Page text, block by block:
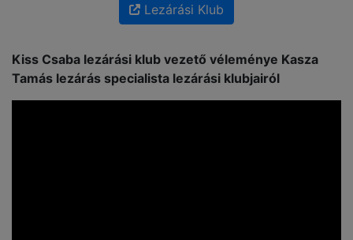
Lezárási Klub
Kiss Csaba lezárási klub vezető véleménye Kasza
Tamás lezárás specialista lezárási klubjairól